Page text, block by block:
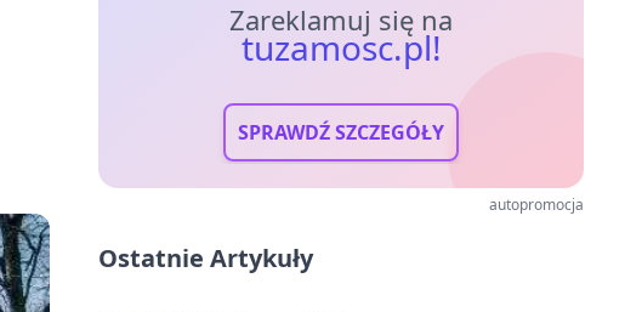
Zareklamuj się na
tuzamosc.pl!
SPRAWDŹ SZCZEGÓŁY
autopromocja
Ostatnie Artykuły